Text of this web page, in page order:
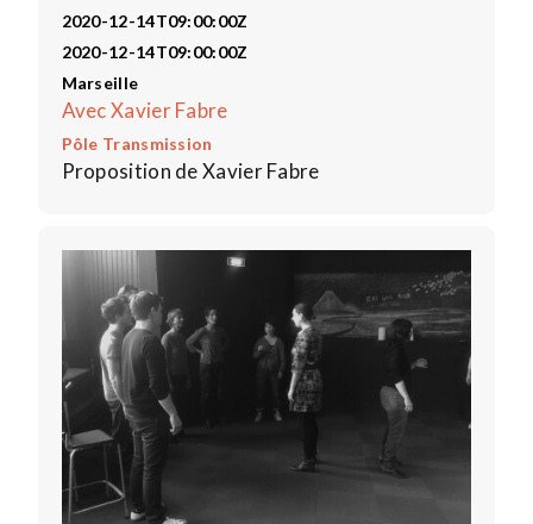
2020-12-14T09:00:00Z
2020-12-14T09:00:00Z
Marseille
Avec Xavier Fabre
Pôle Transmission
Proposition de Xavier Fabre